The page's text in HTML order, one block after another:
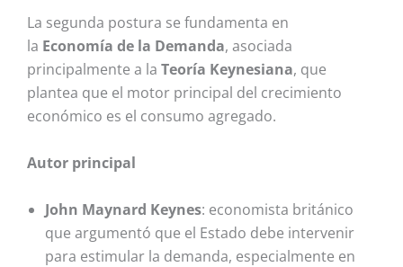
La segunda postura se fundamenta en
la Economía de la Demanda, asociada
principalmente a la Teoría Keynesiana, que
plantea que el motor principal del crecimiento
económico es el consumo agregado.
Autor principal
John Maynard Keynes: economista británico
que argumentó que el Estado debe intervenir
para estimular la demanda, especialmente en